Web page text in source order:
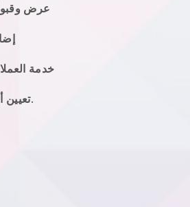
عرض
خدمة
تعيين، والدردشة ووضع خطة عمل.